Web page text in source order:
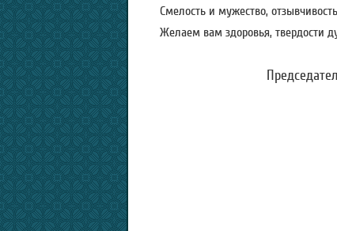
Смелость и мужество,
Желаем вам здоровья, твердости